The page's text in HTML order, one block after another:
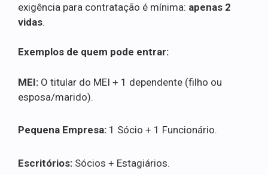
exigência para contratação é mínima: apenas 2
vidas.
Exemplos de quem pode entrar:
MEI: O titular do MEI + 1 dependente (filho ou
esposa/marido).
Pequena Empresa: 1 Sócio + 1 Funcionário.
Escritórios: Sócios + Estagiários.